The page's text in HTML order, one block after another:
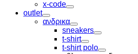
x-code
Toggle
outlet
Toggle
ανδρικα
Toggle
sneakers
Toggle
t-shirt
Toggle
t-shirt polo